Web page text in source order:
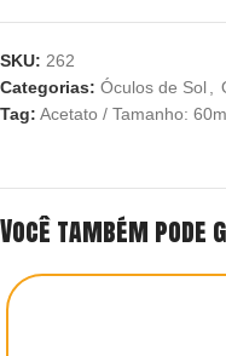
SKU: 262
Categorias: Óculos de Sol,
Tag: Acetato / Tamanho:
Você também